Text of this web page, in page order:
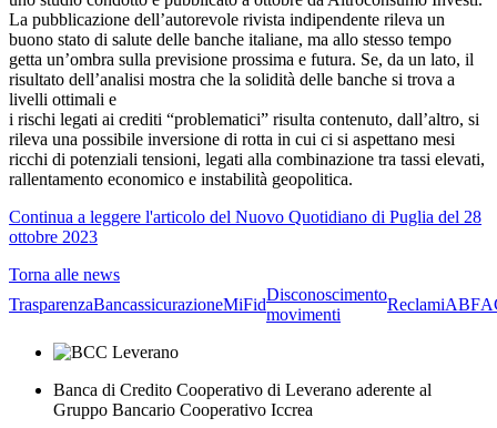
La pubblicazione dell’autorevole rivista indipendente rileva un
buono stato di salute delle banche italiane, ma allo stesso tempo
getta un’ombra sulla previsione prossima e futura. Se, da un lato, il
risultato dell’analisi mostra che la solidità delle banche si trova a
livelli ottimali e
i rischi legati ai crediti “problematici” risulta contenuto, dall’altro, si
rileva una possibile inversione di rotta in cui ci si aspettano mesi
ricchi di potenziali tensioni, legati alla combinazione tra tassi elevati,
rallentamento economico e instabilità geopolitica.
Continua a leggere l'articolo del Nuovo Quotidiano di Puglia del 28
ottobre 2023
Torna alle news
TrasparenzaBancassicurazioneMiFid
Disconoscimento
movimenti
ReclamiABF
Banca di Credito Cooperativo di Leverano aderente al
Gruppo Bancario Cooperativo Iccrea